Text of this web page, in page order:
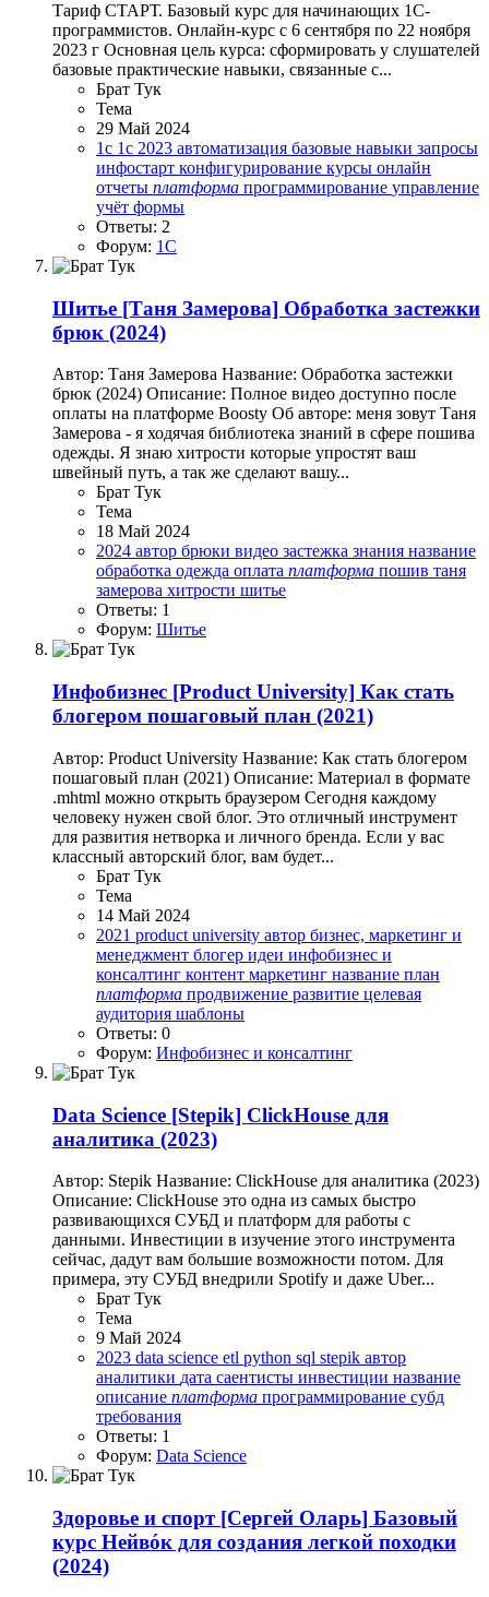
Тариф СТАРТ. Базовый курс для начинающих 1С-
программистов. Онлайн-курс с 6 сентября по 22 ноября
2023 г Основная цель курса: сформировать у слушателей
базовые практические навыки, связанные с...
Брат Тук
Тема
29 Май 2024
1c 1с 2023 автоматизация базовые навыки запросы
инфостарт конфигурирование курсы онлайн
отчеты платформа программирование управление
учёт формы
Ответы: 2
Форум: 1C
Шитье [Таня Замерова] Обработка застежки
брюк (2024)
Автор: Таня Замерова Название: Обработка застежки
брюк (2024) Описание: Полное видео доступно после
оплаты на платформе Boosty Об авторе: меня зовут Таня
Замерова - я ходячая библиотека знаний в сфере пошива
одежды. Я знаю хитрости которые упростят ваш
швейный путь, а так же сделают вашу...
Брат Тук
Тема
18 Май 2024
2024 автор брюки видео застежка знания название
обработка одежда оплата платформа пошив таня
замерова хитрости шитье
Ответы: 1
Форум: Шитье
Инфобизнес [Product University] Как стать
блогером пошаговый план (2021)
Автор: Product University Название: Как стать блогером
пошаговый план (2021) Описание: Материал в формате
.mhtml можно открыть браузером Сегодня каждому
человеку нужен свой блог. Это отличный инструмент
для развития нетворка и личного бренда. Если у вас
классный авторский блог, вам будет...
Брат Тук
Тема
14 Май 2024
2021 product university автор бизнес, маркетинг и
менеджмент блогер идеи инфобизнес и
консалтинг контент маркетинг название план
платформа продвижение развитие целевая
аудитория шаблоны
Ответы: 0
Форум: Инфобизнес и консалтинг
Data Science [Stepik] ClickHouse для
аналитика (2023)
Автор: Stepik Название: ClickHouse для аналитика (2023)
Описание: ClickHouse это одна из самых быстро
развивающихся СУБД и платформ для работы с
данными. Инвестиции в изучение этого инструмента
сейчас, дадут вам большие возможности потом. Для
примера, эту СУБД внедрили Spotify и даже Uber...
Брат Тук
Тема
9 Май 2024
2023 data science etl python sql stepik автор
аналитики дата саентисты инвестиции название
описание платформа программирование субд
требования
Ответы: 1
Форум: Data Science
Здоровье и спорт [Сергей Оларь] Базовый
курс Нейвóк для создания легкой походки
(2024)